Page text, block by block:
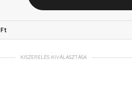
Ft
KISZERELÉS KIVÁLASZTÁSA